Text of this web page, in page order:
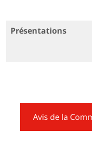
Présentations
Avis de la